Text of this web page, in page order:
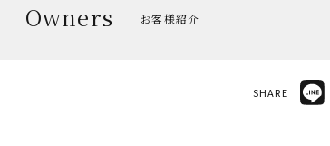
Owners お客様紹介
SHARE